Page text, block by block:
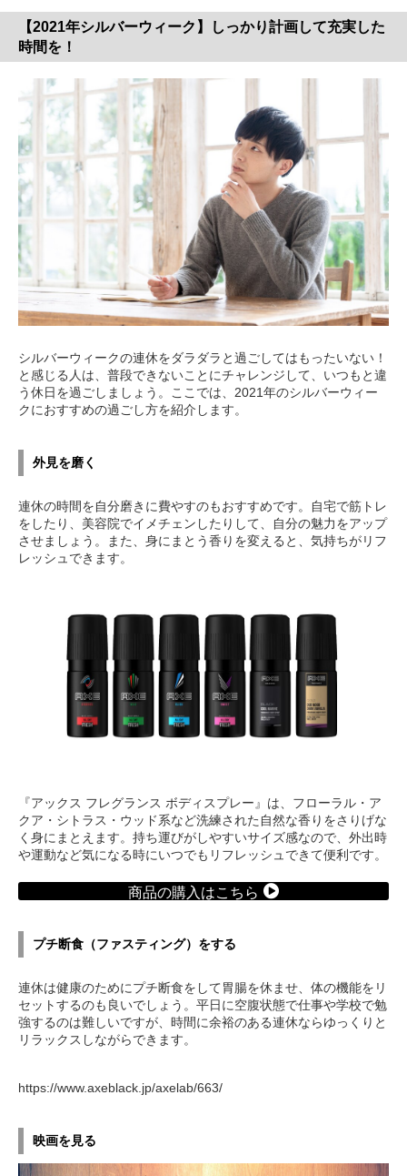
【2021年シルバーウィーク】しっかり計画して充実した
時間を！
シルバーウィークの連休をダラダラと過ごしてはもったいない！
と感じる人は、普段できないことにチャレンジして、いつもと違
う休日を過ごしましょう。ここでは、2021年のシルバーウィー
クにおすすめの過ごし方を紹介します。
外見を磨く
連休の時間を自分磨きに費やすのもおすすめです。自宅で筋トレ
をしたり、美容院でイメチェンしたりして、自分の魅力をアップ
させましょう。また、身にまとう香りを変えると、気持ちがリフ
レッシュできます。
『アックス フレグランス ボディスプレー』は、フローラル・ア
クア・シトラス・ウッド系など洗練された自然な香りをさりげな
く身にまとえます。持ち運びがしやすいサイズ感なので、外出時
や運動など気になる時にいつでもリフレッシュできて便利です。
商品の購入はこちら
プチ断食（ファスティング）をする
連休は健康のためにプチ断食をして胃腸を休ませ、体の機能をリ
セットするのも良いでしょう。平日に空腹状態で仕事や学校で勉
強するのは難しいですが、時間に余裕のある連休ならゆっくりと
リラックスしながらできます。
https://www.axeblack.jp/axelab/663/
映画を見る